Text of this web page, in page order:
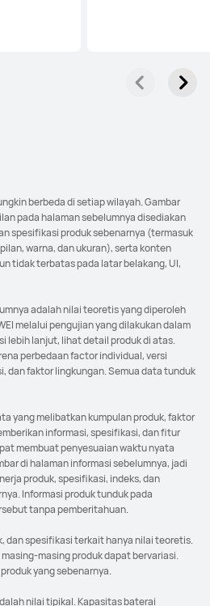
berbeda di setiap wilayah. Gambar
pada halaman sebelumnya disediakan
spesifikasi produk sebenarnya (termasuk
warna, dan ukuran), serta konten
tidak terbatas pada latar belakang, UI,
adalah nilai teoretis yang diperoleh
melalui pengujian yang dilakukan dalam
lebih lanjut, lihat detail produk di atas.
perbedaan factor individual, versi
dan faktor lingkungan. Semua data tunduk
yang melibatkan kumpulan produk, faktor
informasi, spesifikasi, dan fitur
membuat penyesuaian waktu nyata
di halaman informasi sebelumnya, jadi
produk, spesifikasi, indeks, dan
Informasi produk tunduk pada
tanpa pemberitahuan.
dan spesifikasi terkait hanya nilai teoretis.
masing produk dapat bervariasi.
yang sebenarnya.
nilai tipikal. Kapasitas baterai